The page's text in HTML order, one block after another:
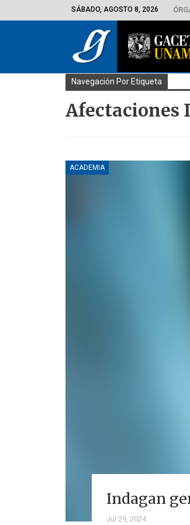
SÁBADO, AGOSTO 8, 2026
Navegación Por Etiqueta
Afectaciones
ACADEMIA
Indagan
Jul 29, 2024